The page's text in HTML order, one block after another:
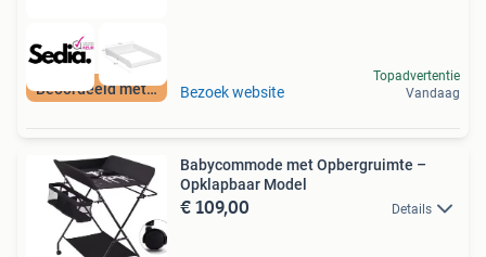
Beoordeeld met 9+ Bezoek website
Topadvertentie
Vandaag
Babycommode met Opbergruimte –
Opklapbaar Model
€ 109,00 Details